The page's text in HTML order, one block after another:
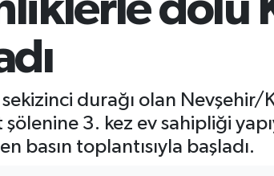
durağı olan
3. kez ev sahipliği
basın toplantısıyla başladı.